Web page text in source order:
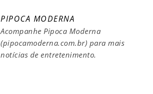
PIPOCA MODERNA
Acompanhe Pipoca Moderna
(pipocamoderna.com.br) para mais
notícias de entretenimento.